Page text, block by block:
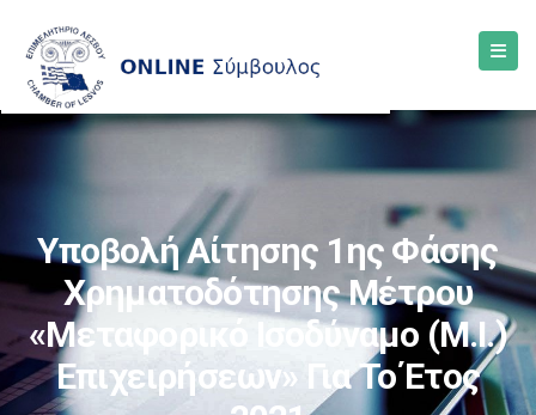
Υποβολή Αίτησης 1ης Φάσης
Χρηματοδότησης Μέτρου
«Μεταφορικό Ισοδύναμο (Μ.Ι.)
Επιχειρήσεων» Για Το Έτος